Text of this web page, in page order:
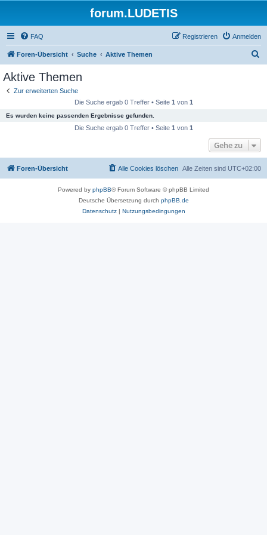
forum.LUDETIS
FAQ Anmelden
Registrieren
Foren-Übersicht Suche Aktive Themen
Aktive Themen
Zur erweiterten Suche
Die Suche ergab 0 Treffer • Seite 1 von 1
Es wurden keine passenden Ergebnisse gefunden.
Die Suche ergab 0 Treffer • Seite 1 von 1
Gehe zu
Foren-Übersicht Alle Zeiten sind UTC+02:00
Alle Cookies löschen
Powered by phpBB® Forum Software © phpBB Limited
Deutsche Übersetzung durch phpBB.de
Datenschutz| Nutzungsbedingungen